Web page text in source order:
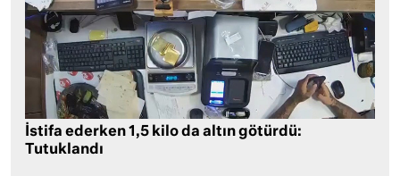
İstifa ederken 1,5 kilo da altın götürdü:
Tutuklandı